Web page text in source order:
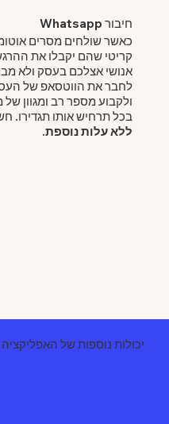
חיבור Whatsapp
כאשר שולחים מסרים
קריטי שהם יקבלו את
אנושי אצלכם בעסק ולא
לחבר את הווטסאפ של
ולקבוע מספר רב ומגוון
בכל תרחיש אותו תגדירו.
ללא עלות נוספת.
יכולות נוספות של האפליקציה